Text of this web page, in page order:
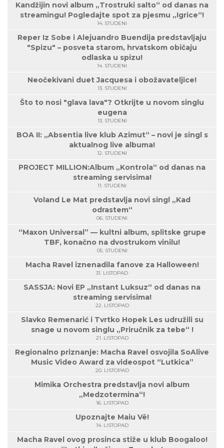
Kandžijin novi album „Trostruki salto“ od danas na
streamingu! Pogledajte spot za pjesmu „Igrice“!
14. STUDENI
Reper Iz Sobe i Alejuandro Buendija predstavljaju
"Spizu" – posveta starom, hrvatskom običaju
odlaska u spizu!
14. STUDENI
Neočekivani duet Jacquesa i obožavateljice!
13. STUDENI
Što to nosi "glava lava"? Otkrijte u novom singlu
eugena
13. STUDENI
BOA II: „Absentia live klub Azimut“ – novi je singl s
aktualnog live albuma!
12. STUDENI
PROJECT MILLION:Album „Kontrola“ od danas na
streaming servisima!
11. STUDENI
Voland Le Mat predstavlja novi singl „Kad
odrastem“
06. STUDENI
“Maxon Universal” — kultni album, splitske grupe
TBF, konačno na dvostrukom vinilu!
05. STUDENI
Macha Ravel iznenadila fanove za Halloween!
31. LISTOPAD
SASSJA: Novi EP „Instant Luksuz“ od danas na
streaming servisima!
22. LISTOPAD
Slavko Remenarić i Tvrtko Hopek Les udružili su
snage u novom singlu „Priručnik za tebe“ !
21. LISTOPAD
Regionalno priznanje: Macha Ravel osvojila SoAlive
Music Video Award za videospot “Lutkica”
20. LISTOPAD
Mimika Orchestra predstavlja novi album
„Medzotermina“!
16. LISTOPAD
Upoznajte Maiu Vë!
14. LISTOPAD
Macha Ravel ovog prosinca stiže u klub Boogaloo!